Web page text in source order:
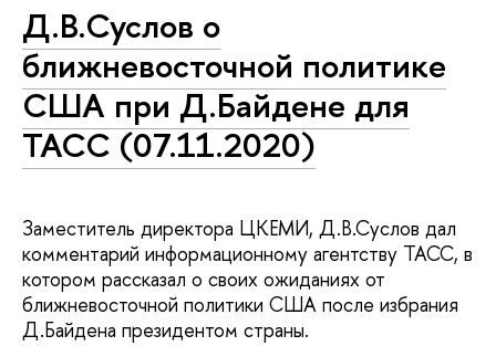
Д.В.Суслов о
ближневосточной политике
США при Д.Байдене для
ТАСС (07.11.2020)
Заместитель директора ЦКЕМИ, Д.В.Суслов дал
комментарий информационному агентству ТАСС, в
котором рассказал о своих ожиданиях от
ближневосточной политики США после избрания
Д.Байдена президентом страны.